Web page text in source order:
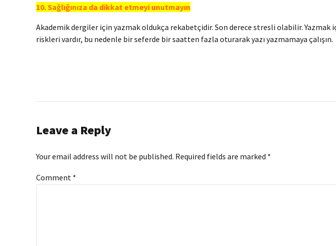
10. Sağlığınıza da dikkat etmeyi unutmayın
Akademik dergiler için yazmak oldukça rekabetçidir. Son derece stresli olabilir. Yazmak
riskleri vardır, bu nedenle bir seferde bir saatten fazla oturarak yazı yazmamaya çalışın.
Leave a Reply
Your email address will not be published. Required fields are marked *
Comment *